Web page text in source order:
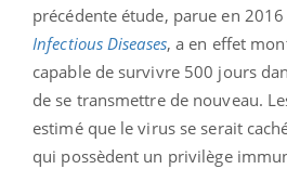
précédente étude, parue en
Infectious Diseases, a en effet
capable de survivre 500 jours
de se transmettre de nouveau.
estimé que le virus se serait
qui possèdent un privilège